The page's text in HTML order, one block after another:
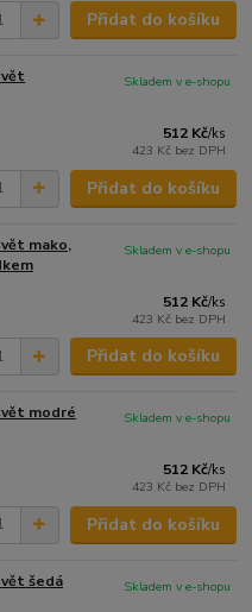
Přidat do košíku
512 Kč/ks
423 Kč bez DPH
Skladem v e-shopu
Přidat do košíku
mako,
512 Kč/ks
423 Kč bez DPH
Skladem v e-shopu
Přidat do košíku
modré
512 Kč/ks
423 Kč bez DPH
Skladem v e-shopu
Přidat do košíku
šedá
Skladem v e-shopu